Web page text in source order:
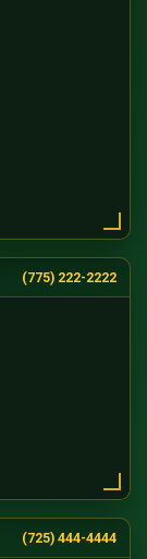
(775) 222-2222
(725) 444-4444